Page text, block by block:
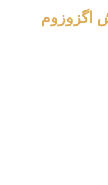
اگزوزوم